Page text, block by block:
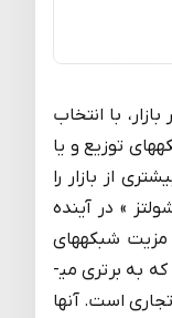
با انتخاب
توزیع و یا
از بازار را
» در آینده
مزیت شبکه­های
به برتری می­
است. آنها